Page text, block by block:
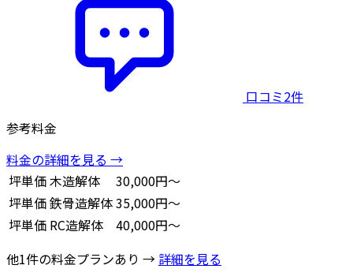
口コミ2件
参考料金
料金の詳細を見る →
坪単価木造解体
30,000円～
坪単価鉄骨造解体35,000円～
坪単価 RC造解体
40,000円～
他1件の料金プランあり → 詳細を見る